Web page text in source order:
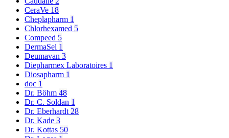
CeraVe 18
Cheplapharm 1
Chlorhexamed 5
Compeed 5
DermaSel 1
Deumavan 3
Diepharmex Laboratoires 1
Diosapharm 1
doc 1
Dr. Böhm 48
Dr. C. Soldan 1
Dr. Eberhardt 28
Dr. Kade 3
Dr. Kottas 50